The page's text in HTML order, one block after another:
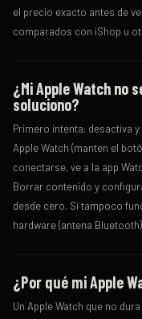
el precio exacto antes de
comparados con iShop u
¿Mi Apple Watch no
soluciono?
Primero intenta: desactiva
Apple Watch (manten el
conectarse, ve a la app
Borrar contenido y
desde cero. Si tampoco
hardware (antena
¿Por qué mi Apple
Un Apple Watch que no